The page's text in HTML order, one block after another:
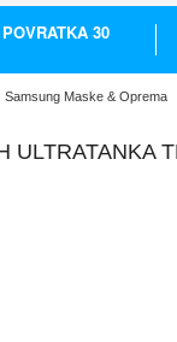
30
Samsung Maske & Oprema
ULTRATANKA